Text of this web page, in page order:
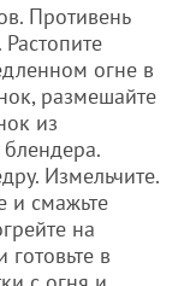
Противень
огне в
размешайте
из
Измельчите.
и смажьте
на
в